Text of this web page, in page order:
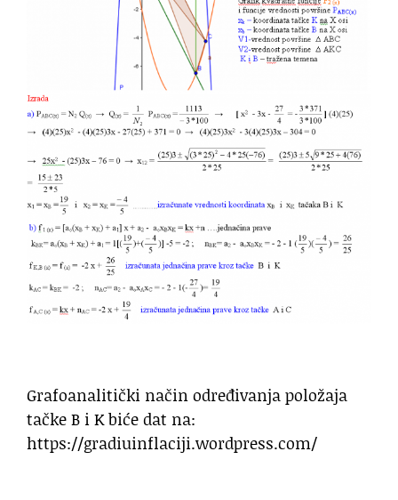
Grafoanalitički način određivanja položaja
tačke B i K biće dat na:
https://gradiuinflaciji.wordpress.com/